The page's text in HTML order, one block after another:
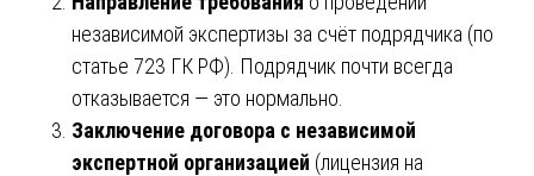
независимой экспертизы за счёт подрядчика (по
статье 723 ГК РФ). Подрядчик почти всегда
отказывается — это нормально.
Заключение договора с независимой
экспертной организацией (лицензия на